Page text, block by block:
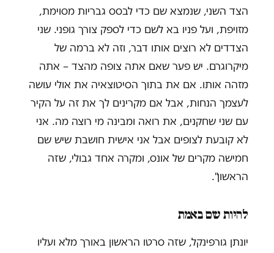
הצד השני, שנמצא שם כדי לבסס גבריות מסוימת,
מזויפת, ועל פניו בא לשם כדי לספק צורך גופני. שני
הצדדים לא רוצים אותו דבר, וזה לא ברמה של
מיקרוגרם. יש פער שאם אתה צופה מהצד – אתה
מזהה אותו. אם את בתוך הסיטוצאיה את אולי עושה
לעצמך הנחות, אבל אם מקרינים לך את זה על הקיר
עם שני שחקנים, את רואה ומבינה מי רוצה מה. אני
לא קובעת לצופים אבל אני אישית חושבת שיש שם
חמישה מקרים של אונס, ומקרה אחד גבולי, שזה
הראשון".
להיות שם באמת
יונתן גורפינקל, שזה סרטו הראשון באורך מלא ועליו